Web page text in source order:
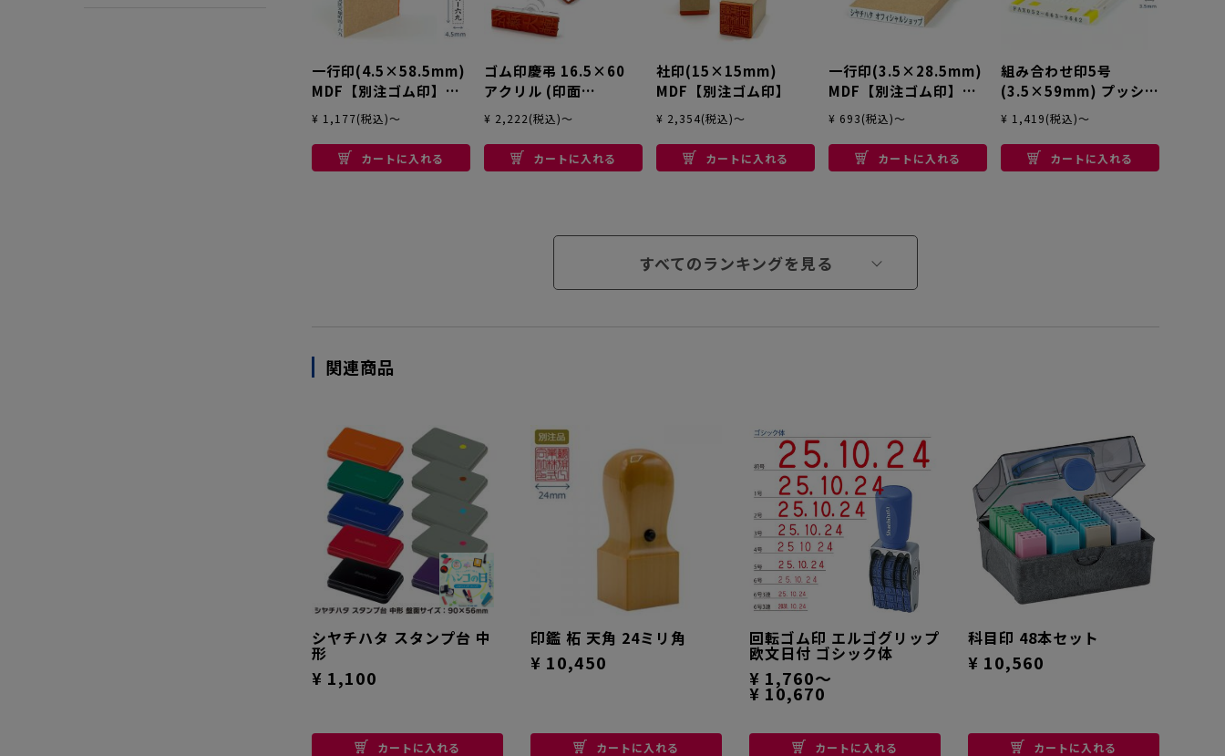
一行印(4.5×58.5mm)
MDF【別注ゴム印】タ
テ型
¥ 1,177(税込)～
カートに入れる
ゴム印慶弔 16.5×60
アクリル (印面
15×58.5mm) 【別注
ゴム印】
¥ 2,222(税込)～
カートに入れる
社印(15×15mm)
MDF【別注ゴム印】
¥ 2,354(税込)～
カートに入れる
一行印(3.5×28.5mm)
MDF【別注ゴム印】ヨ
コ型
¥ 693(税込)～
カートに入れる
組み合わせ印5号
(3.5×59mm) プッシュ
オフ【別注ゴム印】タ
¥ 1,419(税込)～
カートに入れる
すべてのランキングを見る
関連商品
シヤチハタ スタンプ台 中
形
¥ 1,100
カートに入れる
印鑑 柘 天角 24ミリ角
¥ 10,450
カートに入れる
回転ゴム印 エルゴグリップ
欧文日付 ゴシック体
¥ 1,760～
¥ 10,670
カートに入れる
科目印 48本セット
¥ 10,560
カートに入れる